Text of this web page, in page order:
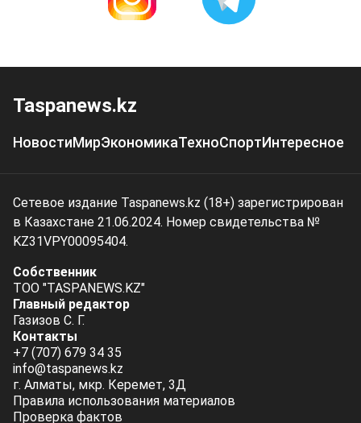
Taspanews.kz
НовостиМирЭкономикаТехноСпортИнтересное
Сетевое издание Taspanews.kz (18+) зарегистрирован
в Казахстане 21.06.2024. Номер свидетельства №
KZ31VPY00095404.
Собственник
ТОО "TASPANEWS.KZ"
Главный редактор
Газизов С. Г.
Контакты
+7 (707) 679 34 35
info@taspanews.kz
г. Алматы, мкр. Керемет, 3Д
Правила использования материалов
Проверка фактов